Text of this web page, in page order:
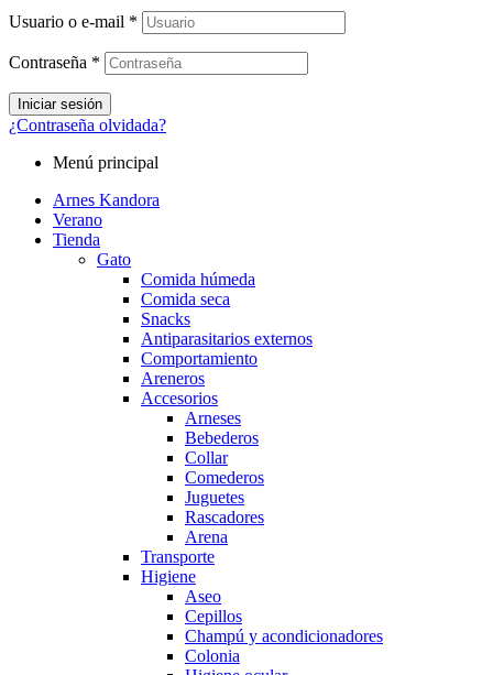
Usuario o e-mail *
Contraseña *
Iniciar sesión
¿Contraseña olvidada?
Menú principal
Arnes Kandora
Verano
Tienda
Gato
Comida húmeda
Comida seca
Snacks
Antiparasitarios externos
Comportamiento
Areneros
Accesorios
Arneses
Bebederos
Collar
Comederos
Juguetes
Rascadores
Arena
Transporte
Higiene
Aseo
Cepillos
Champú y acondicionadores
Colonia